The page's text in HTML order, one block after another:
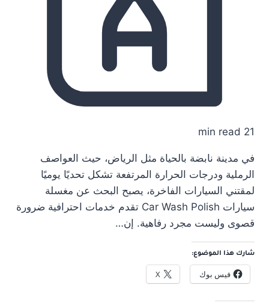
21 min read
في مدينة نابضة بالحياة مثل الرياض، حيث العواصف
الرملية ودرجات الحرارة المرتفعة تشكل تحديًا يوميًا
لمقتني السيارات الفاخرة، يصبح البحث عن مغسلة
سيارات Car Wash Polish تقدم خدمات احترافية ضرورة
قصوى وليست مجرد رفاهية. إن…
شارك هذا الموضوع:
فيس بوك X